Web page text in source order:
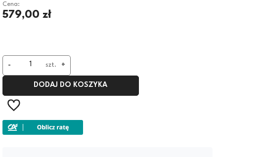
Cena:
579,00 zł
szt. +
-
DODAJ DO KOSZYKA